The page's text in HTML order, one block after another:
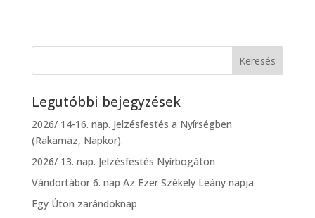
Legutóbbi bejegyzések
2026/ 14-16. nap. Jelzésfestés a Nyírségben
(Rakamaz, Napkor).
2026/ 13. nap. Jelzésfestés Nyírbogáton
Vándortábor 6. nap Az Ezer Székely Leány napja
Egy Úton zarándoknap